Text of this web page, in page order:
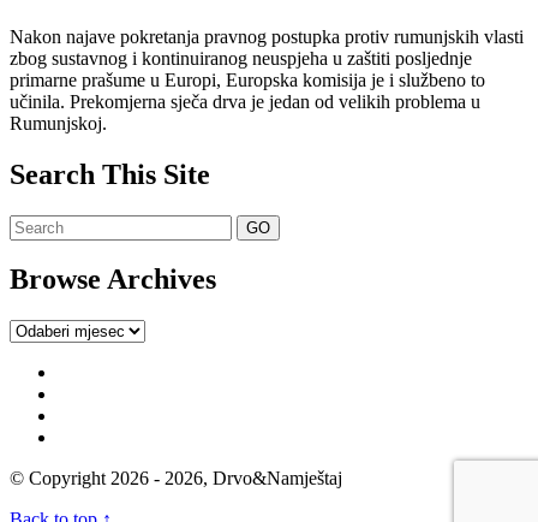
Nakon najave pokretanja pravnog postupka protiv rumunjskih vlasti
zbog sustavnog i kontinuiranog neuspjeha u zaštiti posljednje
primarne prašume u Europi, Europska komisija je i službeno to
učinila. Prekomjerna sječa drva je jedan od velikih problema u
Rumunjskoj.
Search This Site
Browse Archives
Browse
© Copyright 2026 - 2026, Drvo&Namještaj